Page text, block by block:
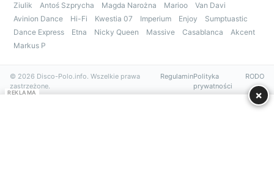
Ziulik Antoś Szprycha Magda Narożna Marioo
Van Davi
Avinion Dance
Hi-Fi Kwestia 07 Imperium Enjoy
Sumptuastic
Dance Express
Etna Nicky Queen Massive Casablanca
Akcent
Markus P
© 2026 Disco-Polo.info. Wszelkie prawa
zastrzeżone.
RegulaminPolityka
prywatności
RODO
REKLAMA ×